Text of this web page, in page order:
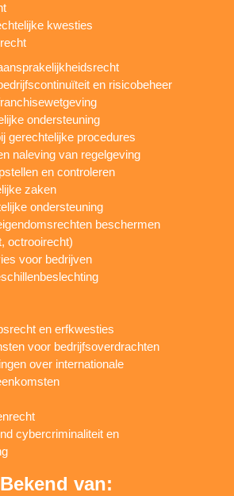
kwesties
en risicobeheer
ondersteuning
gerechtelijke procedures
naleving van regelgeving
en controleren
zaken
ondersteuning
beschermen
octrooirecht)
voor bedrijven
en erfkwesties
voor bedrijfsoverdrachten
over internationale
cybercriminaliteit en
Bekend van: